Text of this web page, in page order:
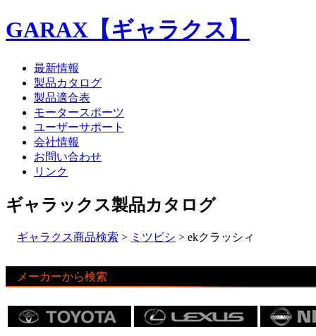
GARAX【ギャラクス】
最新情報
製品カタログ
製品適合表
モータースポーツ
ユーザーサポート
会社情報
お問い合わせ
リンク
ギャラックス製品カタログ
ギャラクス商品検索 > ミツビシ > ekクラッシィ
メーカーから検索